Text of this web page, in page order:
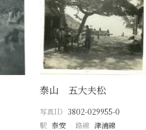
泰山 五大夫松
写真ID 3802-029955-0
駅 泰安 路線 津浦線